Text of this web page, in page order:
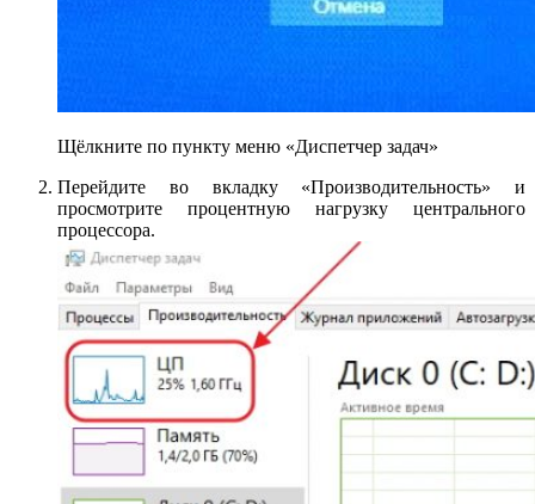
Щёлкните по пункту меню «Диспетчер задач»
Перейдите во вкладку «Производительность» и
просмотрите процентную нагрузку центрального
процессора.